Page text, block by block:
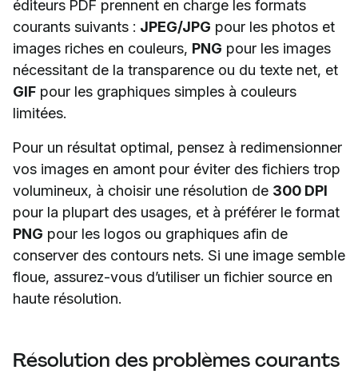
éditeurs PDF prennent en charge les formats
courants suivants : JPEG/JPG pour les photos et
images riches en couleurs, PNG pour les images
nécessitant de la transparence ou du texte net, et
GIF pour les graphiques simples à couleurs
limitées.
Pour un résultat optimal, pensez à redimensionner
vos images en amont pour éviter des fichiers trop
volumineux, à choisir une résolution de 300 DPI
pour la plupart des usages, et à préférer le format
PNG pour les logos ou graphiques afin de
conserver des contours nets. Si une image semble
floue, assurez-vous d’utiliser un fichier source en
haute résolution.
Résolution des problèmes courants